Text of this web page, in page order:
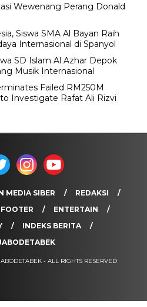
Wewenang Perang Donald
Siswa SMA Al Bayan Raih
Internasional di Spanyol
SD Islam Al Azhar Depok
Musik Internasional
Failed RM250M
Investigate Rafat Ali Rizvi
MEDIA SIBER
REDAKSI
FOOTER
ENTERTAIN
INDEKS BERITA
- ALL RIGHTS RESERVED